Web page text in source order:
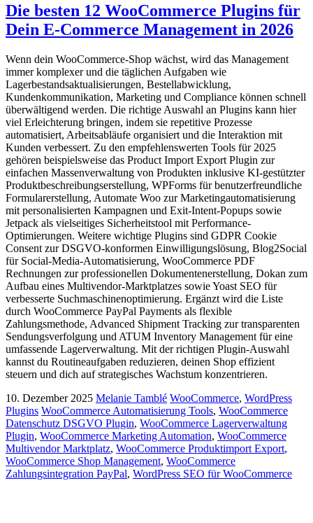
Die besten 12 WooCommerce Plugins für
Dein E-Commerce Management in 2026
Wenn dein WooCommerce-Shop wächst, wird das Management
immer komplexer und die täglichen Aufgaben wie
Lagerbestandsaktualisierungen, Bestellabwicklung,
Kundenkommunikation, Marketing und Compliance können schnell
überwältigend werden. Die richtige Auswahl an Plugins kann hier
viel Erleichterung bringen, indem sie repetitive Prozesse
automatisiert, Arbeitsabläufe organisiert und die Interaktion mit
Kunden verbessert. Zu den empfehlenswerten Tools für 2025
gehören beispielsweise das Product Import Export Plugin zur
einfachen Massenverwaltung von Produkten inklusive KI-gestützter
Produktbeschreibungserstellung, WPForms für benutzerfreundliche
Formularerstellung, Automate Woo zur Marketingautomatisierung
mit personalisierten Kampagnen und Exit-Intent-Popups sowie
Jetpack als vielseitiges Sicherheitstool mit Performance-
Optimierungen. Weitere wichtige Plugins sind GDPR Cookie
Consent zur DSGVO-konformen Einwilligungslösung, Blog2Social
für Social-Media-Automatisierung, WooCommerce PDF
Rechnungen zur professionellen Dokumentenerstellung, Dokan zum
Aufbau eines Multivendor-Marktplatzes sowie Yoast SEO für
verbesserte Suchmaschinenoptimierung. Ergänzt wird die Liste
durch WooCommerce PayPal Payments als flexible
Zahlungsmethode, Advanced Shipment Tracking zur transparenten
Sendungsverfolgung und ATUM Inventory Management für eine
umfassende Lagerverwaltung. Mit der richtigen Plugin-Auswahl
kannst du Routineaufgaben reduzieren, deinen Shop effizient
steuern und dich auf strategisches Wachstum konzentrieren.
10. Dezember 2025 Melanie Tamblé WooCommerce, WordPress
Plugins WooCommerce Automatisierung Tools, WooCommerce
Datenschutz DSGVO Plugin, WooCommerce Lagerverwaltung
Plugin, WooCommerce Marketing Automation, WooCommerce
Multivendor Marktplatz, WooCommerce Produktimport Export,
WooCommerce Shop Management, WooCommerce
Zahlungsintegration PayPal, WordPress SEO für WooCommerce